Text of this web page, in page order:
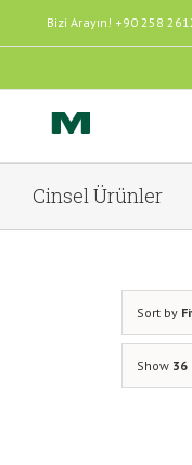
Bizi Arayın! +90 258
Cinsel Ürünler
Sort by
Show 36